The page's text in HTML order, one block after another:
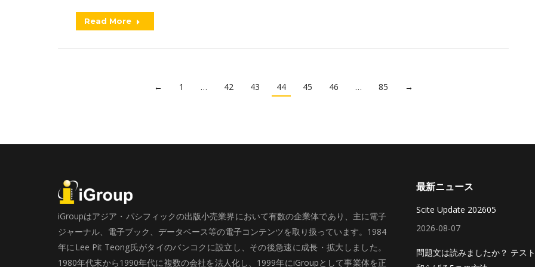
Read More
← 1 … 42 43 44 45 46 … 85 →
iGroupはアジア・パシフィックの出版小売業界において有数の企業体であり、主に電子
ジャーナル、電子ブック、データベース等の電子コンテンツを取り扱っています。1984
年にLee Pit Teong氏がタイのバンコクに設立し、その後急速に成長・拡大しました。
1980年代末から1990年代に複数の会社を法人化し、1999年にiGroupとして事業体を正
最新ニュース
Scite Update 202605
2026-08-07
問題文は読みましたか？ テス